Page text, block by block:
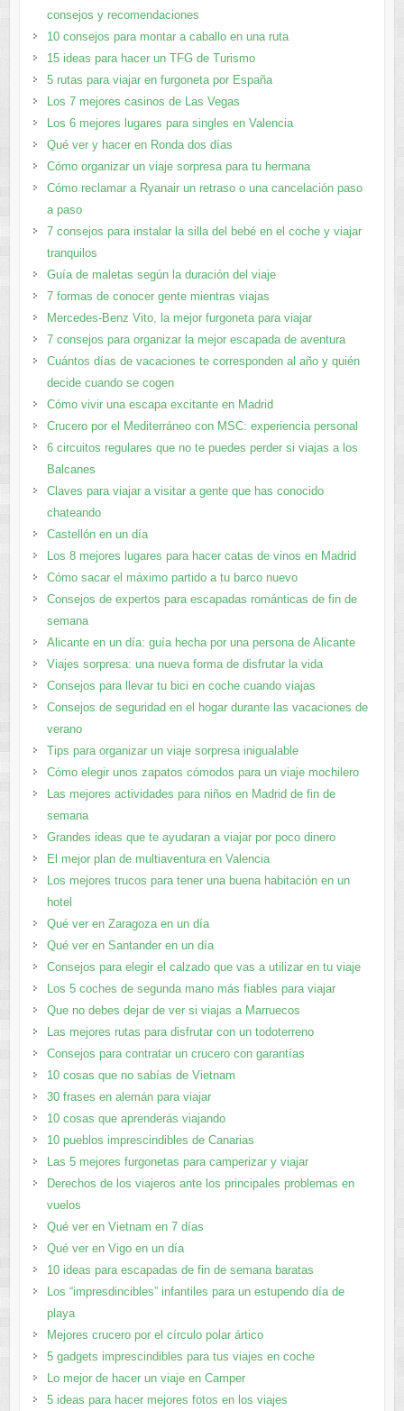
consejos y recomendaciones
10 consejos para montar a caballo en una ruta
15 ideas para hacer un TFG de Turismo
5 rutas para viajar en furgoneta por España
Los 7 mejores casinos de Las Vegas
Los 6 mejores lugares para singles en Valencia
Qué ver y hacer en Ronda dos días
Cómo organizar un viaje sorpresa para tu hermana
Cómo reclamar a Ryanair un retraso o una cancelación paso
a paso
7 consejos para instalar la silla del bebé en el coche y viajar
tranquilos
Guía de maletas según la duración del viaje
7 formas de conocer gente mientras viajas
Mercedes-Benz Vito, la mejor furgoneta para viajar
7 consejos para organizar la mejor escapada de aventura
Cuántos días de vacaciones te corresponden al año y quién
decide cuando se cogen
Cómo vivir una escapa excitante en Madrid
Crucero por el Mediterráneo con MSC: experiencia personal
6 circuitos regulares que no te puedes perder si viajas a los
Balcanes
Claves para viajar a visitar a gente que has conocido
chateando
Castellón en un día
Los 8 mejores lugares para hacer catas de vinos en Madrid
Cómo sacar el máximo partido a tu barco nuevo
Consejos de expertos para escapadas románticas de fin de
semana
Alicante en un día: guía hecha por una persona de Alicante
Viajes sorpresa: una nueva forma de disfrutar la vida
Consejos para llevar tu bici en coche cuando viajas
Consejos de seguridad en el hogar durante las vacaciones de
verano
Tips para organizar un viaje sorpresa inigualable
Cómo elegir unos zapatos cómodos para un viaje mochilero
Las mejores actividades para niños en Madrid de fin de
semana
Grandes ideas que te ayudaran a viajar por poco dinero
El mejor plan de multiaventura en Valencia
Los mejores trucos para tener una buena habitación en un
hotel
Qué ver en Zaragoza en un día
Qué ver en Santander en un día
Consejos para elegir el calzado que vas a utilizar en tu viaje
Los 5 coches de segunda mano más fiables para viajar
Que no debes dejar de ver si viajas a Marruecos
Las mejores rutas para disfrutar con un todoterreno
Consejos para contratar un crucero con garantías
10 cosas que no sabías de Vietnam
30 frases en alemán para viajar
10 cosas que aprenderás viajando
10 pueblos imprescindibles de Canarias
Las 5 mejores furgonetas para camperizar y viajar
Derechos de los viajeros ante los principales problemas en
vuelos
Qué ver en Vietnam en 7 días
Qué ver en Vigo en un día
10 ideas para escapadas de fin de semana baratas
Los “impresdincibles” infantiles para un estupendo día de
playa
Mejores crucero por el círculo polar ártico
5 gadgets imprescindibles para tus viajes en coche
Lo mejor de hacer un viaje en Camper
5 ideas para hacer mejores fotos en los viajes